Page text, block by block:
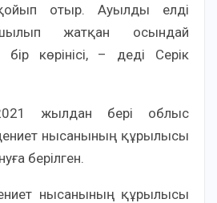
қойып отыр. Ауылды елді
жатқан осындай
көрінісі, – деді Серік
жылдан бері облыс
нысанының құрылысы
берілген.
нысанының құрылысы